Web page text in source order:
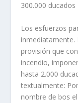
300.000
Los esfuerzos
inmediatamente.
provisión que
incendio,
hasta 2.000
textualmente:
nombre de bos